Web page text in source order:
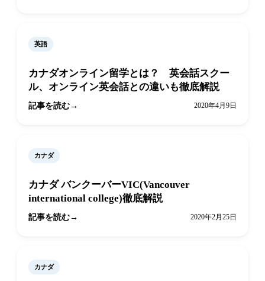
英語
カナダオンライン留学とは？ 英会話スクー
ル、オンライン英会話との違いも徹底解説
記事を読む 2020年4月9日
カナダ
カナダ バンクーバーVIC(Vancouver
international college)徹底解説
記事を読む 2020年2月25日
カナダ